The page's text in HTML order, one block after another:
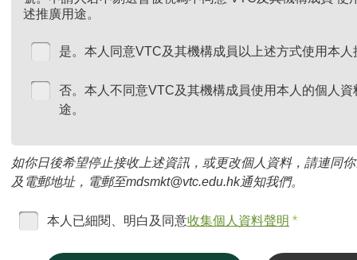
述推廣用途。
是。本人同意VTC及其機構成員以上述方式使用本
否。本人不同意VTC及其機構成員使用本人的個人
途。
如你日後希望停止接收上述資訊，或更改個人資料，請連同
及電郵地址，電郵至mdsmkt@vtc.edu.hk通知我們。
本人已細閱、明白及同意收集個人資料聲明 *